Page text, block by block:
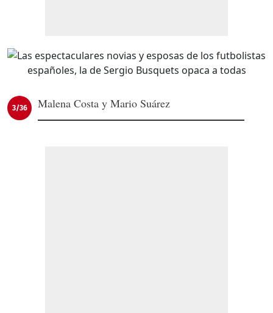
3/36 Malena Costa y Mario Suárez